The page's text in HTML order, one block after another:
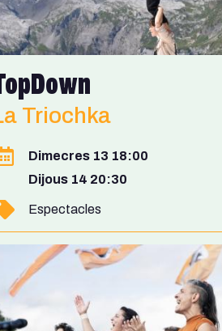
Triochka
Dimecres 13 18:00
Dijous 14 20:30
Espectacles